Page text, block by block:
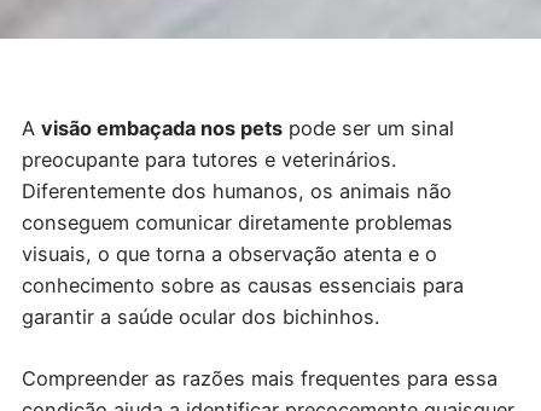
A visão embaçada nos petspode ser um sinal
preocupante para tutores e veterinários.
Diferentemente dos humanos, os animais não
conseguem comunicar diretamente problemas
visuais, o que torna a observação atenta e o
conhecimento sobre as causas essenciais para
garantir a saúde ocular dos bichinhos.
Compreender as razões mais frequentes para essa